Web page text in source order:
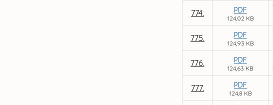
774. PDF
124,02 KB
775. PDF
124,93 KB
776. PDF
124,63 KB
777. PDF
124,8 KB